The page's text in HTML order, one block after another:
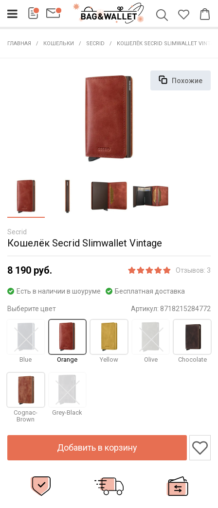
ГЛАВНАЯ КОШЕЛЬКИ SECRID КОШЕЛЁК SECRID SLIMWALLET
Похожие
Secrid
Кошелёк Secrid Slimwallet Vintage
8 190 руб. Отзывов: 3
Есть в наличии в шоуруме Бесплатная доставка
Выберите цвет Артикул: 8718215284772
Blue Orange Yellow Olive Chocolate
Cognac-
Brown
Grey-Black
Добавить в корзину